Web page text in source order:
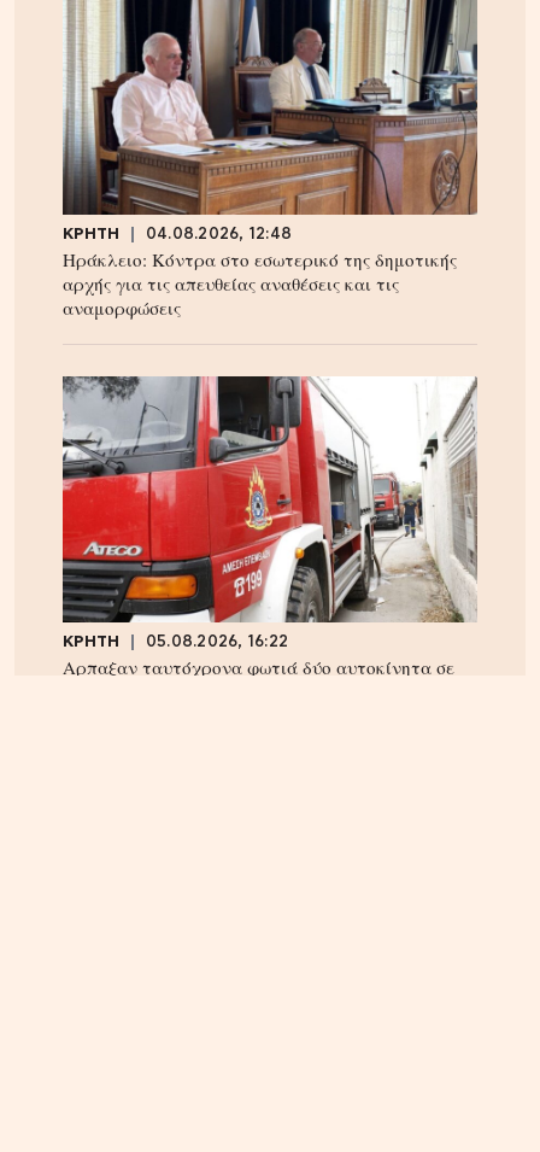
ΚΡΗΤΗ 04.08.2026, 12:48
Ηράκλειο: Κόντρα στο εσωτερικό της δημοτικής
αρχής για τις απευθείας αναθέσεις και τις
αναμορφώσεις
ΚΡΗΤΗ 05.08.2026, 16:22
Αρπαξαν ταυτόχρονα φωτιά δύο αυτοκίνητα σε